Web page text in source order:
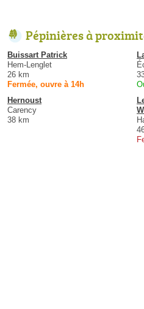
Pépinières à
Buissart Patrick
Hem-Lenglet
26 km
Fermée, ouvre à 14h
Hernoust
Carency
38 km